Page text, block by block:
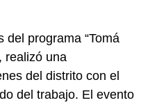
del programa “Tomá
realizó una
del distrito con el
del trabajo. El evento